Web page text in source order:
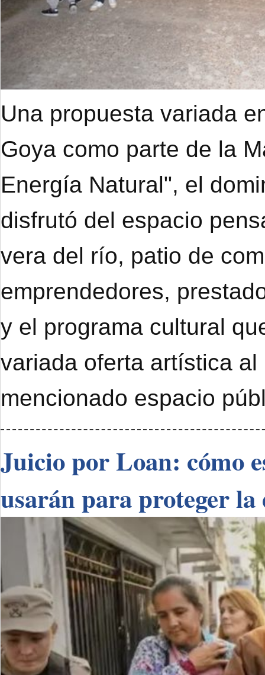
Una propuesta variada
Goya como parte de la
Energía Natural", el
disfrutó del espacio
vera del río, patio de
emprendedores,
y el programa cultural
variada oferta artística
mencionado espacio
Juicio por Loan: cómo
usarán para proteger